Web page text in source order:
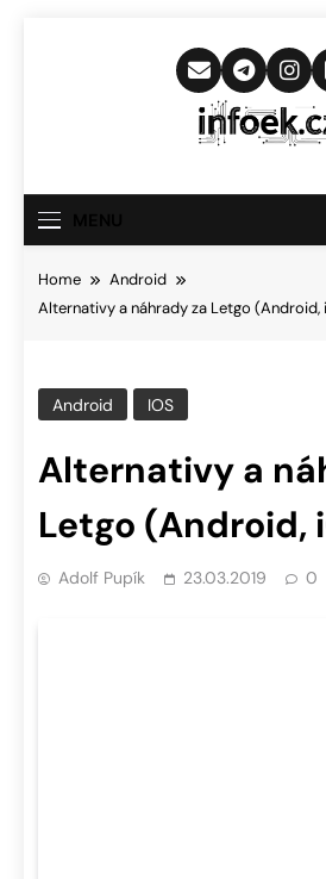
Home
Android
Alternativy a náhrady za Letgo (Android,
Android IOS
Alternativy a
Letgo (Android,
Adolf Pupík 23.03.2019 0